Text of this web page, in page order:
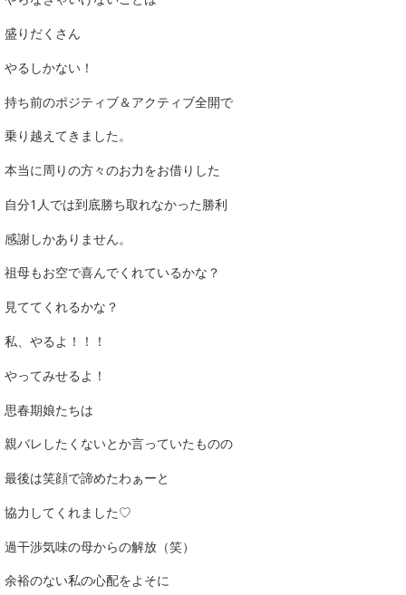
盛りだくさん
やるしかない！
持ち前のポジティブ＆アクティブ全開で
乗り越えてきました。
本当に周りの方々のお力をお借りした
自分1人では到底勝ち取れなかった勝利
感謝しかありません。
祖母もお空で喜んでくれているかな？
見ててくれるかな？
私、やるよ！！！
やってみせるよ！
思春期娘たちは
親バレしたくないとか言っていたものの
最後は笑顔で諦めたわぁーと
協力してくれました♡
過干渉気味の母からの解放（笑）
余裕のない私の心配をよそに